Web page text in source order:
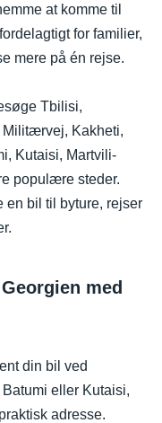
at komme til
for familier,
mere på én rejse.
Tbilisi,
Militærvej, Kakheti,
Kutaisi, Martvili-
populære steder.
en bil til byture, rejser
med
din bil ved
eller Kutaisi,
adresse.